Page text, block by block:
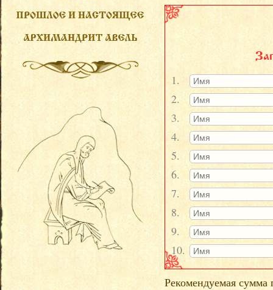
1.
2.
3.
4.
5.
6.
7.
8.
9.
10.
Рекомендуемая сумма